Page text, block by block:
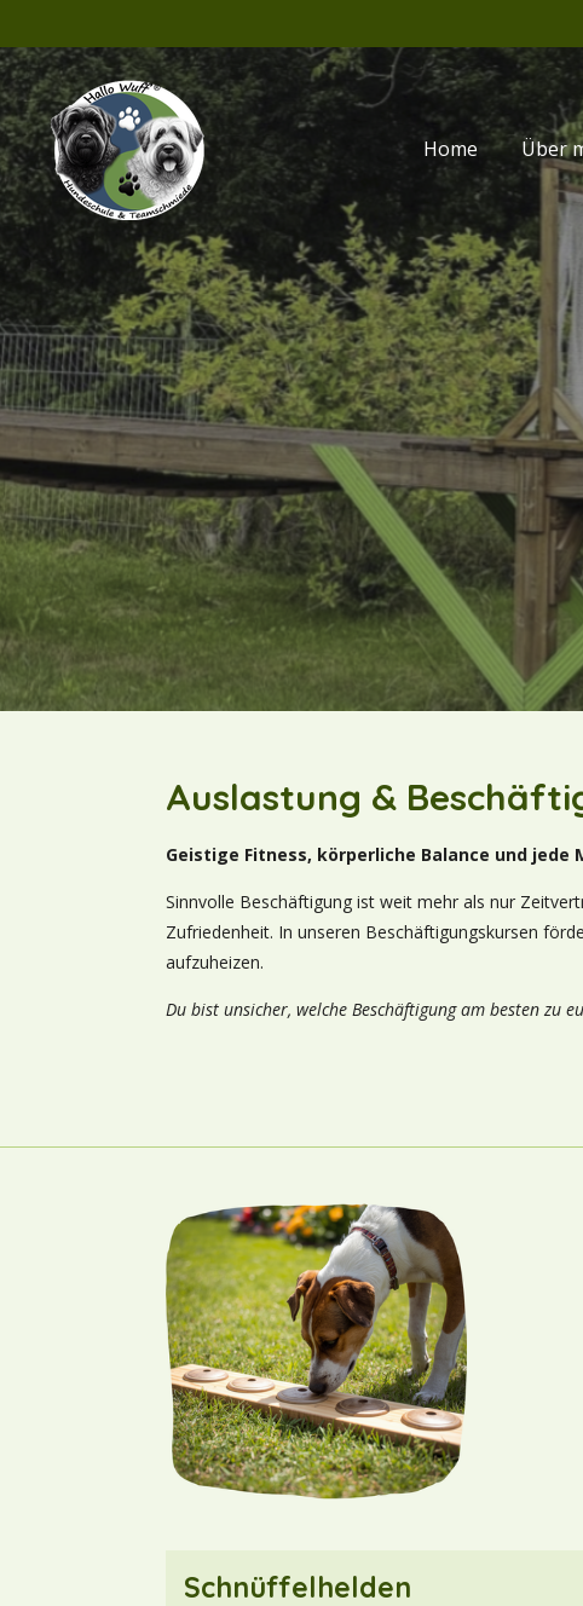
Hauptinhalt
springen
Home Über
Auslastung &
Geistige Fitness, körperliche Balance und jede
Sinnvolle Beschäftigung ist weit mehr als nur
Zufriedenheit. In unseren Beschäftigungskursen
aufzuheizen.
Du bist unsicher, welche Beschäftigung am besten zu
Schnüffelhelden